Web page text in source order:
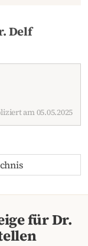
Delf
am 05.05.2025
für Dr.